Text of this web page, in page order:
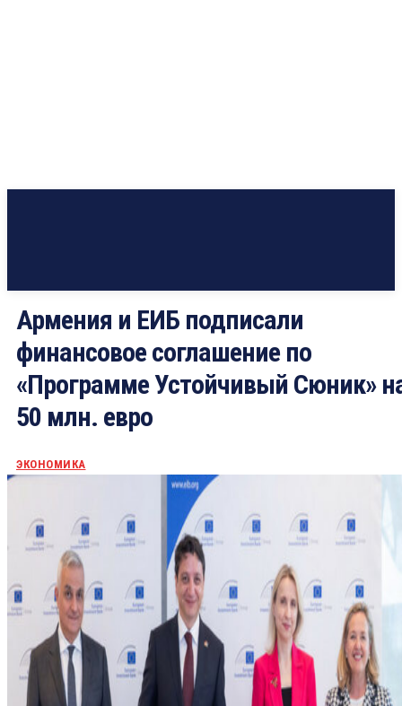
Армения и ЕИБ подписали
финансовое соглашение по
«Программе Устойчивый Сюник»
50 млн. евро
ЭКОНОМИКА